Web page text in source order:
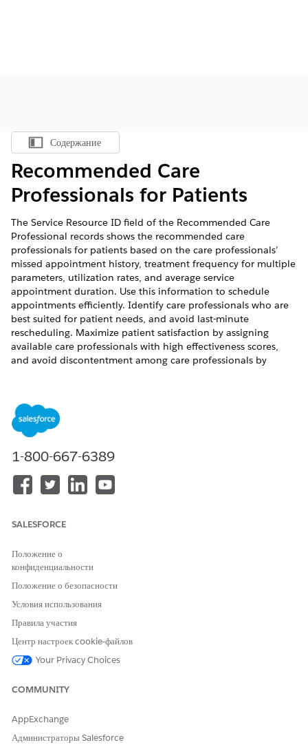
Показать содержание
Содержание
Recommended Care
Professionals for Patients
The Service Resource ID field of the Recommended Care
Professional records shows the recommended care
professionals for patients based on the care professionals’
missed appointment history, treatment frequency for multiple
parameters, utilization rates, and average service
appointment duration. Use this information to schedule
appointments efficiently. Identify care professionals who are
best suited for patient needs, and avoid last-minute
rescheduling. Maximize patient satisfaction by assigning
available care professionals with high effectiveness scores,
and avoid discontentment among care professionals by
Available in: Lightning Experience
Available in:Enterprise
Cloud with the Revenue Intelligence for Health license
ЭТА СТАТЬЯ РЕШИЛА ВАШУ ПРОБЛЕМУ?
1-800-667-6389
SALESFORCE
Положение о
конфиденциальности
Положение о безопасности
Условия использования
Правила участия
Центр настроек cookie-файлов
Your Privacy Choices
COMMUNITY
AppExchange
Администраторы Salesforce